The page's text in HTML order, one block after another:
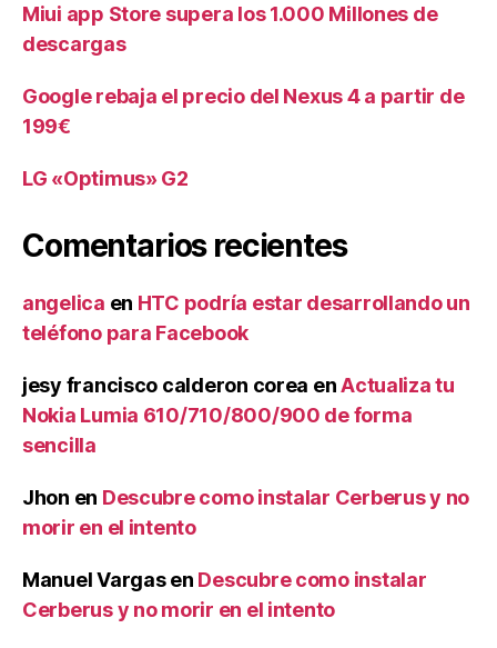
Miui app Store supera los 1.000 Millones de
descargas
Google rebaja el precio del Nexus 4 a partir de
199€
LG «Optimus» G2
Comentarios recientes
angelica en HTC podría estar desarrollando un
teléfono para Facebook
jesy francisco calderon corea enActualiza tu
Nokia Lumia 610/710/800/900 de forma
sencilla
Jhon en Descubre como instalar Cerberus y no
morir en el intento
Manuel Vargasen Descubre como instalar
Cerberus y no morir en el intento